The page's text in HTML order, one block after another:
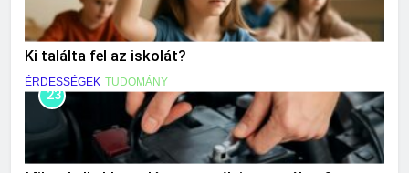
Ki találta fel az iskolát?
ÉRDESSÉGEK TUDOMÁNY
23